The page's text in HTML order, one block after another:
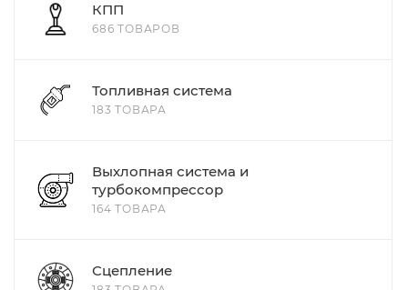
КПП
686 ТОВАРОВ
Топливная система
183 ТОВАРА
Выхлопная система и
турбокомпрессор
164 ТОВАРА
Сцепление